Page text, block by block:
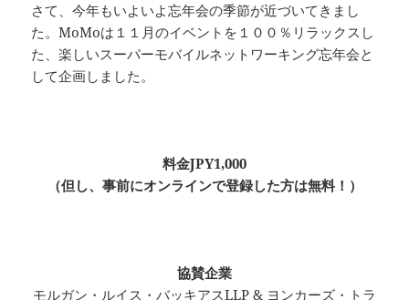
さて、今年もいよいよ忘年会の季節が近づいてきまし
た。MoMoは１１月のイベントを１００％リラックスし
た、楽しいスーパーモバイルネットワーキング忘年会と
して企画しました。
料金JPY1,000
（但し、事前にオンラインで登録した方は無料！）
協賛企業
モルガン・ルイス・バッキアスLLP & ヨンカーズ・トラ